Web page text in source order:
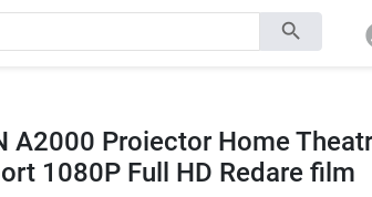
search
A2000 Proiector Home
1080P Full HD Redare film